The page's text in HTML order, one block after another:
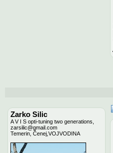
Zarko Silic
A V I S opti-tuning two generations,
zarsilic@gmail.com
Temerin, Čenej,VOJVODINA